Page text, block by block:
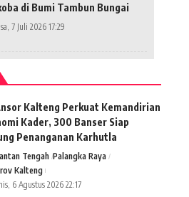
di Bumi Tambun Bungai
7 Juli 2026 17:29
Kalteng Perkuat Kemandirian
Kader, 300 Banser Siap
Penanganan Karhutla
Tengah Palangka Raya
Kalteng
6 Agustus 2026 22:17